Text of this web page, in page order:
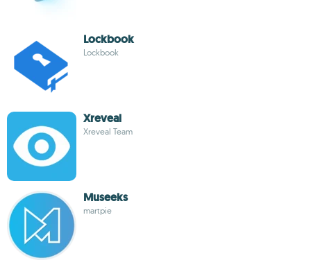
Lockbook
Lockbook
Xreveal
Xreveal Team
Museeks
martpie